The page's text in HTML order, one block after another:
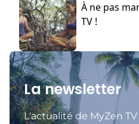
À ne pas
TV !
La newsletter
L'actualité de MyZen